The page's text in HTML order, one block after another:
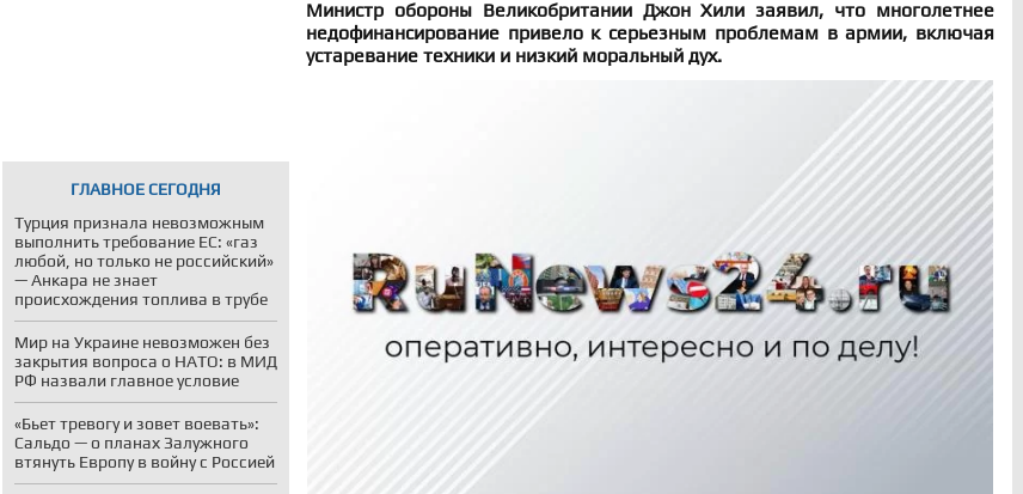
ГЛАВНОЕ СЕГОДНЯ
Турция признала невозможным
выполнить требование ЕС: «газ
любой, но только не российский»
— Анкара не знает
происхождения топлива в трубе
Мир на Украине невозможен без
закрытия вопроса о НАТО: в МИД
РФ назвали главное условие
«Бьет тревогу и зовет воевать»:
Сальдо — о планах Залужного
втянуть Европу в войну с Россией
Министр обороны Великобритании Джон Хили заявил, что многолетнее
недофинансирование привело к серьезным проблемам в армии, включая
устаревание техники и низкий моральный дух.